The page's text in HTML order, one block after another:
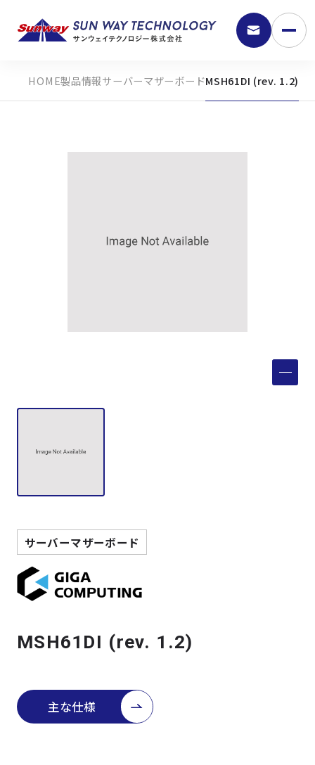
9:30 - 18:00
よくある質問
採用情報
製品検索
会社案内
製品情報サーバーマザーボードMSH61DI (rev. 1.2)
サーバーマザーボード
MSH61DI (rev. 1.2)
主な仕様